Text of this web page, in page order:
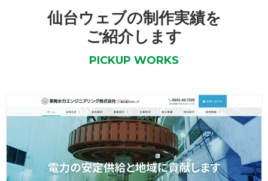
仙台ウェブの制作実績を
ご紹介します
PICKUP WORKS